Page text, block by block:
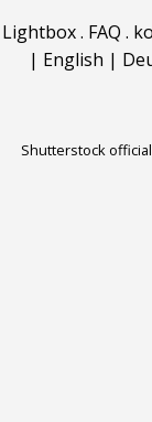
Lightbox. FAQ .
| English |
Shutterstock